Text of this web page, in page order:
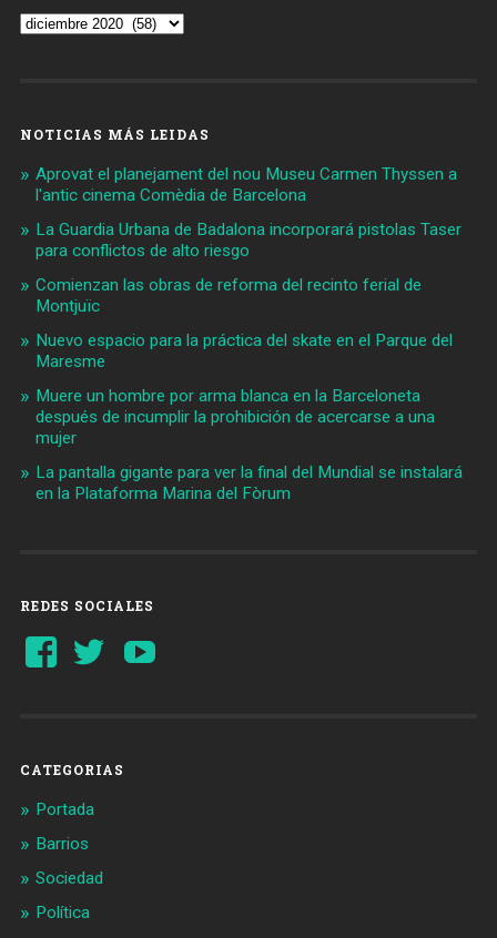
Archivos
NOTICIAS MÁS LEIDAS
Aprovat el planejament del nou Museu Carmen Thyssen a
l'antic cinema Comèdia de Barcelona
La Guardia Urbana de Badalona incorporará pistolas Taser
para conflictos de alto riesgo
Comienzan las obras de reforma del recinto ferial de
Montjuïc
Nuevo espacio para la práctica del skate en el Parque del
Maresme
Muere un hombre por arma blanca en la Barceloneta
después de incumplir la prohibición de acercarse a una
mujer
La pantalla gigante para ver la final del Mundial se instalará
en la Plataforma Marina del Fòrum
REDES SOCIALES
Ver
perfil
Ver
perfil
CATEGORIAS
Portada
Barrios
Sociedad
Política